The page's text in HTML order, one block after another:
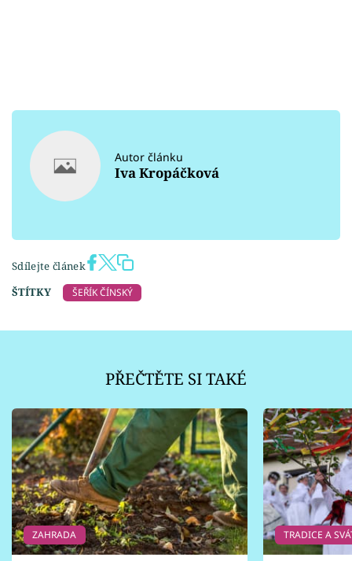
Autor článku
Iva Kropáčková
Sdílejte článek
ŠTÍTKY
ŠEŘÍK ČÍNSKÝ
PŘEČTĚTE SI TAKÉ
ZAHRADA TRADICE A